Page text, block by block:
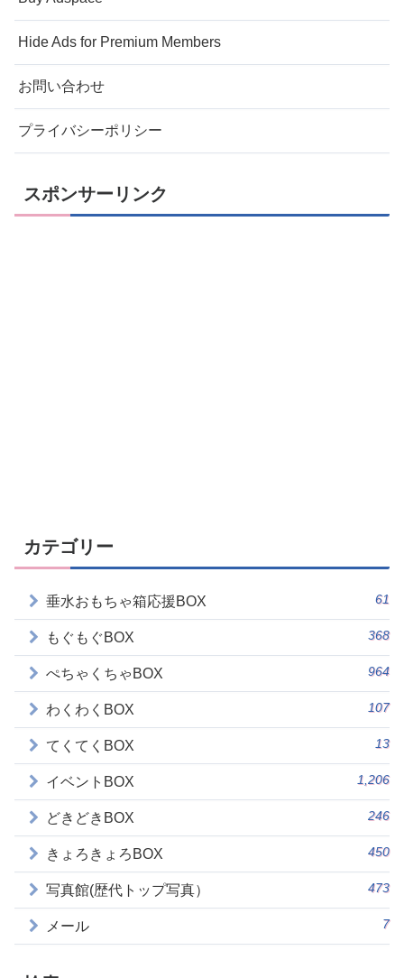
Hide Ads for Premium Members
お問い合わせ
プライバシーポリシー
スポンサーリンク
カテゴリー
垂水おもちゃ箱応援BOX 61
もぐもぐBOX 368
ぺちゃくちゃBOX 964
わくわくBOX 107
てくてくBOX 13
イベントBOX 1,206
どきどきBOX 246
きょろきょろBOX 450
写真館(歴代トップ写真） 473
メール 7